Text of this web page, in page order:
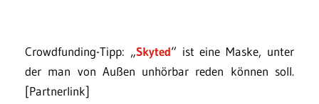
Crowdfunding-Tipp: „Skyted“ ist eine Maske, unter
der man von Außen unhörbar reden können soll.
[Partnerlink]